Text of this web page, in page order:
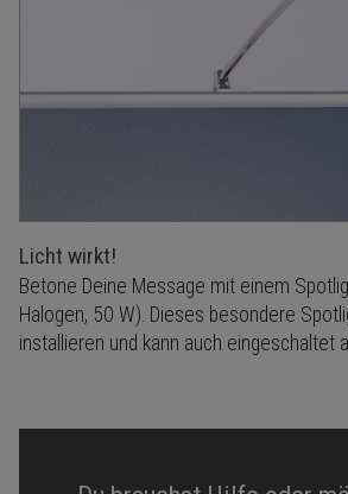
Licht wirkt!
Betone Deine Message mit einem
Halogen, 50 W). Dieses besondere
installieren und kann auch eingeschaltet